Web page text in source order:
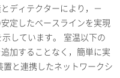
ディテクターにより，－
定したベースラインを実現
しています。 室温以下の
加することなく，簡単に実
と連携したネットワークシ